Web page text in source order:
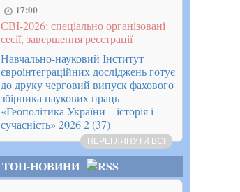
17:00
ЄВІ-2026: спеціально організовані
сесії, завершення реєстрації
Навчально-науковий Інститут
євроінтеграційних досліджень готує
до друку черговий випуск фахового
збірника наукових праць
«Геополітика України – історія і
сучасність» 2026 2 (37)
ПЕРЕГЛЯНУТИ ВСІ
ТОП-НОВИНИ